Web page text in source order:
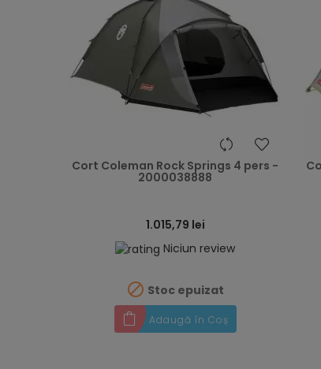
Cort Coleman Rock Springs 4 pers -
2000038888
1.015,79 lei
Niciun review
 Stoc epuizat
Adaugă în Coș